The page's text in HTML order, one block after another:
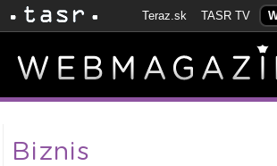
Teraz.sk TASR TV
Biznis